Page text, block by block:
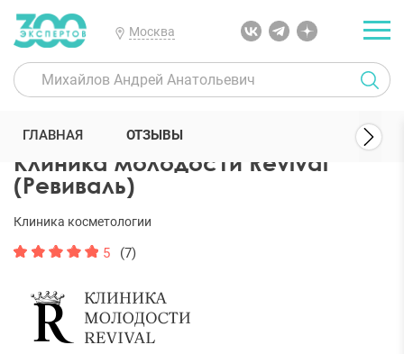
Москва
300 Экспертов Клиники Клиника молодости Revival (Ревиваль)
Клиника молодости Revival
(Ревиваль)
Клиника косметологии
5 (7)
ГЛАВНАЯ ОТЗЫВЫ